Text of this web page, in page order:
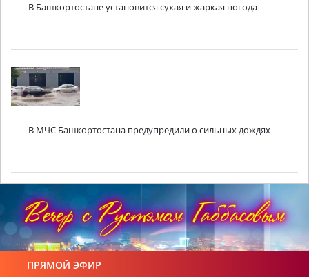
В Башкортостане установится сухая и жаркая погода
В МЧС Башкортостана предупредили о сильных дождях
ПРЯМОЙ ЭФИР